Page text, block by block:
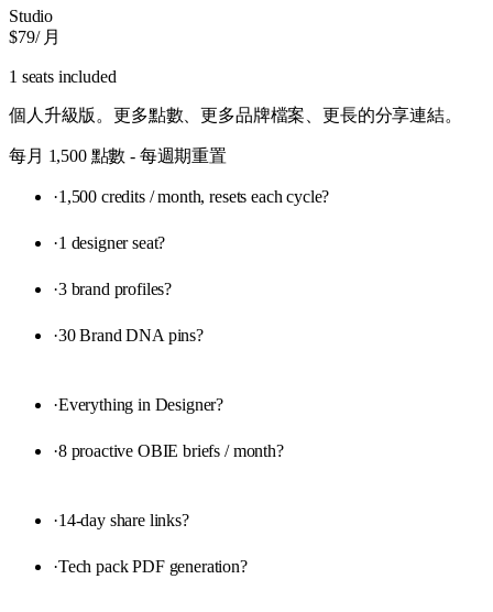
Studio
$79/ 月
1 seats included
個人升級版。更多點數、更多品牌檔案、更長的分享連結。
每月 1,500 點數 - 每週期重置
·1,500 credits / month, resets each cycle?
·1 designer seat?
·3 brand profiles?
·30 Brand DNA pins?
·Everything in Designer?
·8 proactive OBIE briefs / month?
·14-day share links?
·Tech pack PDF generation?